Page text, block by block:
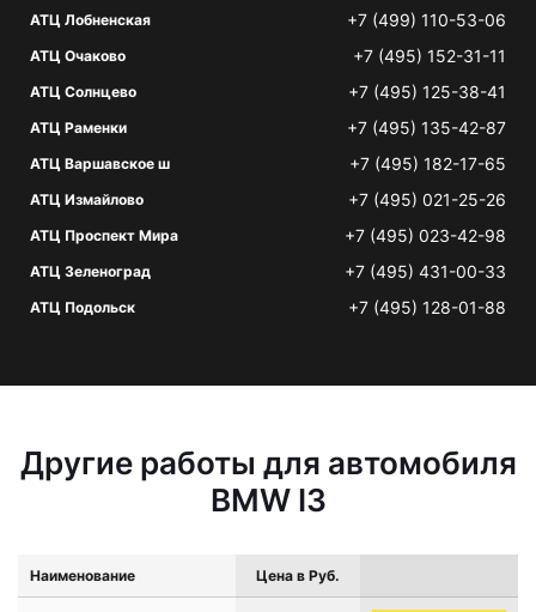
АТЦ Лобненская +7 (499) 110-53-06
АТЦ Очаково +7 (495) 152-31-11
АТЦ Солнцево +7 (495) 125-38-41
АТЦ Раменки +7 (495) 135-42-87
АТЦ Варшавское ш +7 (495) 182-17-65
АТЦ Измайлово +7 (495) 021-25-26
АТЦ Проспект Мира +7 (495) 023-42-98
АТЦ Зеленоград +7 (495) 431-00-33
АТЦ Подольск +7 (495) 128-01-88
Другие работы для автомобиля
BMW I3
Наименование Цена в Руб.